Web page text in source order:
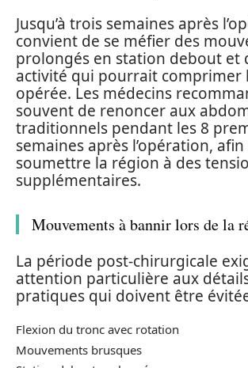
Jusqu’à trois semaines après
convient de se méfier des
prolongés en station debout et
activité qui pourrait comprimer
opérée. Les médecins
souvent de renoncer aux
traditionnels pendant les 8
semaines après l’opération,
soumettre la région à des
supplémentaires.
Mouvements à bannir lors de la
La période post-chirurgicale
attention particulière aux
pratiques qui doivent être
Flexion du tronc avec rotation
Mouvements brusques